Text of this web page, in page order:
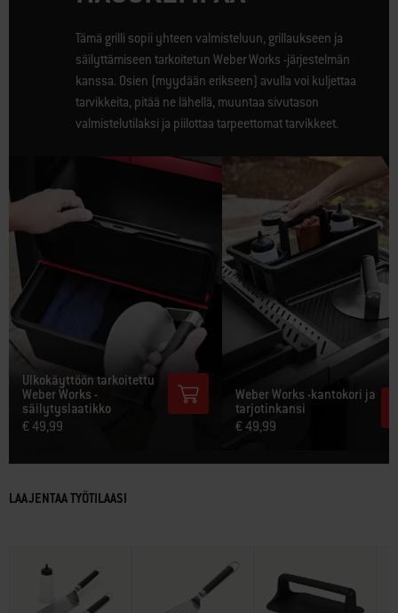
Tämä grilli sopii yhteen valmisteluun, grillaukseen ja
säilyttämiseen tarkoitetun Weber Works -järjestelmän
kanssa. Osien (myydään erikseen) avulla voi kuljettaa
tarvikkeita, pitää ne lähellä, muuntaa sivutason
valmistelutilaksi ja piilottaa tarpeettomat tarvikkeet.
Ulkokäyttöön tarkoitettu
Weber Works -
säilytyslaatikko
€ 49,99
Weber Works -kantokori ja
tarjotinkansi
€ 49,99
LAAJENTAA TYÖTILAASI